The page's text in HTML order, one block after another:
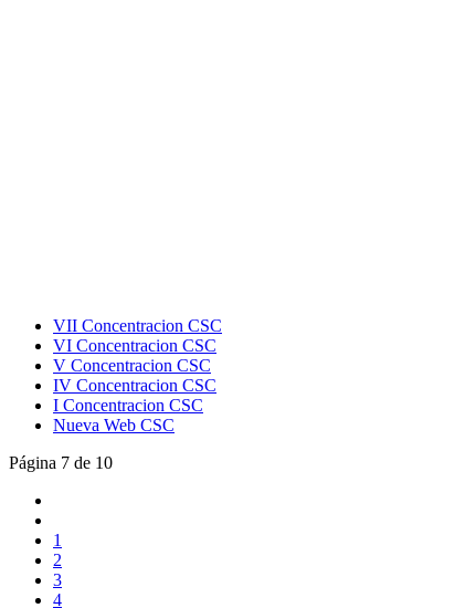
VII Concentracion CSC
VI Concentracion CSC
V Concentracion CSC
IV Concentracion CSC
I Concentracion CSC
Nueva Web CSC
Página 7 de 10
1
2
3
4